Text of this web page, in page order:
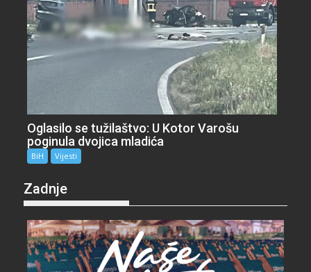
Oglasilo se tužilaštvo: U Kotor Varošu
poginula dvojica mladića
BiH Vijesti
Zadnje